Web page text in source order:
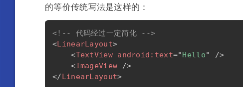
的等价传统写法是这样的：
<!-- 代码经过一定简化 -->
<LinearLayout>
<TextView android: text="Hello"
/>
<ImageView
/>
</LinearLayout>